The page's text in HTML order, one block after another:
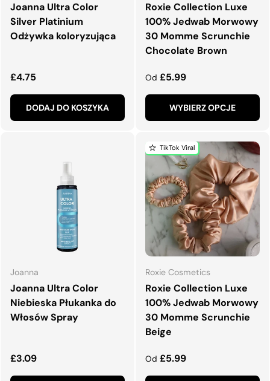
Joanna Ultra Color
Silver Platinium
Odżywka koloryzująca
Normalna cena
£4.75
DODAJ DO KOSZYKA
Roxie Collection Luxe
100% Jedwab Morwowy
30 Momme Scrunchie
Chocolate Brown
Normalna cena
Od £5.99
WYBIERZ OPCJE
Joanna
Joanna Ultra Color
Niebieska Płukanka do
Włosów Spray
Normalna cena
£3.09
TikTok Viral
Roxie Cosmetics
Roxie Collection Luxe
100% Jedwab Morwowy
30 Momme Scrunchie
Beige
Normalna cena
Od £5.99